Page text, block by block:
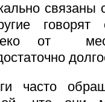
связаны
говорят
от
часто